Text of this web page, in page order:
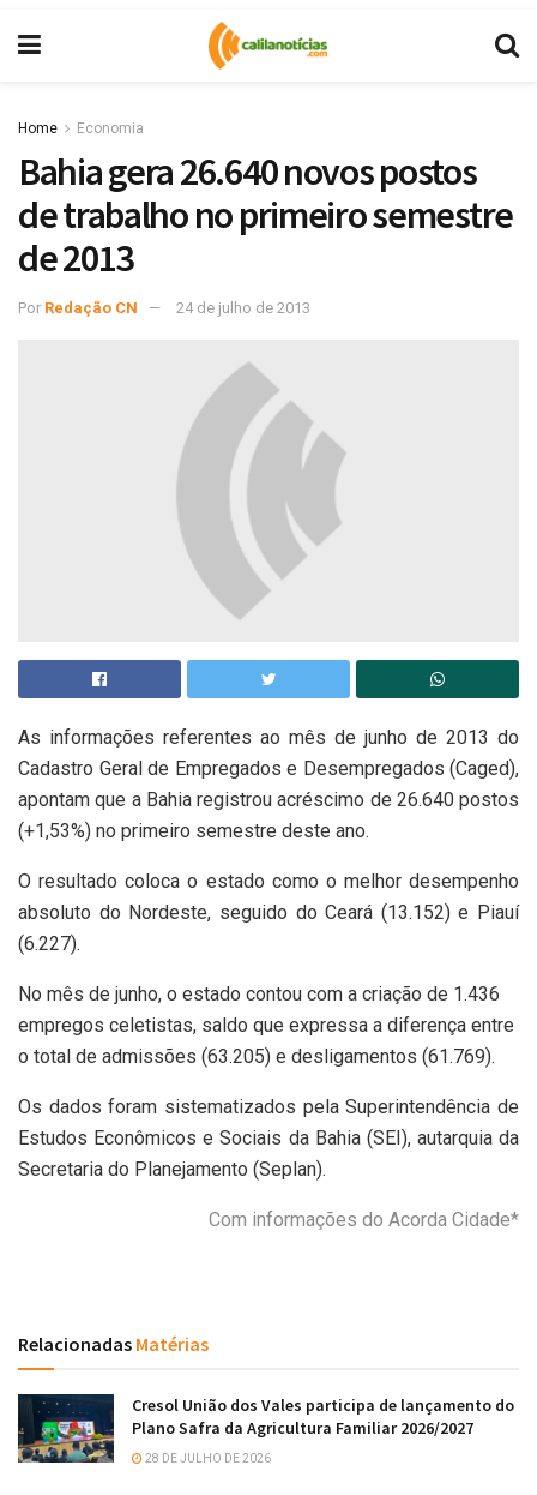
Home Economia
Bahia gera 26.640 novos postos
de trabalho no primeiro semestre
de 2013
Por Redação CN 24 de julho de 2013
As informações referentes ao mês de junho de 2013 do
Cadastro Geral de Empregados e Desempregados (Caged),
apontam que a Bahia registrou acréscimo de 26.640 postos
(+1,53%) no primeiro semestre deste ano.
O resultado coloca o estado como o melhor desempenho
absoluto do Nordeste, seguido do Ceará (13.152) e Piauí
(6.227).
No mês de junho, o estado contou com a criação de 1.436
empregos celetistas, saldo que expressa a diferença entre
o total de admissões (63.205) e desligamentos (61.769).
Os dados foram sistematizados pela Superintendência de
Estudos Econômicos e Sociais da Bahia (SEI), autarquia da
Secretaria do Planejamento (Seplan).
Com informações do Acorda Cidade*
Relacionadas Matérias
Cresol União dos Vales participa de lançamento do
Plano Safra da Agricultura Familiar 2026/2027
28 DE JULHO DE 2026